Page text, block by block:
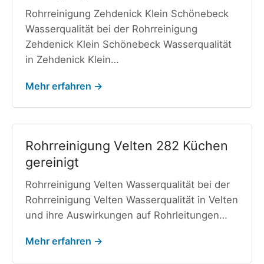
Rohrreinigung Zehdenick Klein Schönebeck
Wasserqualität bei der Rohrreinigung
Zehdenick Klein Schönebeck Wasserqualität
in Zehdenick Klein…
Mehr erfahren →
Rohrreinigung Velten 282 Küchen
gereinigt
Rohrreinigung Velten Wasserqualität bei der
Rohrreinigung Velten Wasserqualität in Velten
und ihre Auswirkungen auf Rohrleitungen…
Mehr erfahren →